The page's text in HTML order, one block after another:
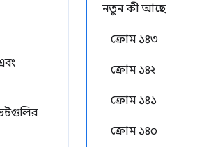
নতুন কী আছে
ক্রোম ১৪৩
ক্রোম ১৪২
ক্রোম ১৪১
ক্রোম ১৪০